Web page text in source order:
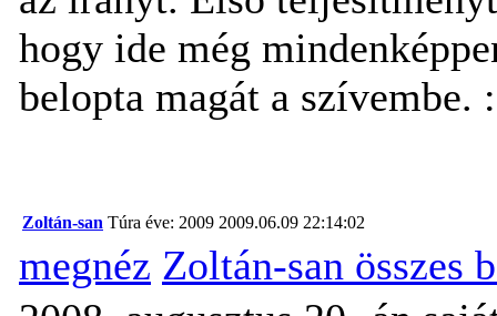
hogy ide még
belopta magát a szívembe.
Zoltán-san Túra éve: 2009 2009.06.09 22:14:02
megnéz Zoltán-san összes